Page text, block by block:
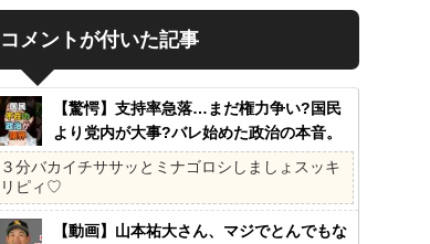
コメントが付いた記事
【驚愕】支持率急落…まだ権力争い?国民
より党内が大事?バレ始めた政治の本音。
41%の衝撃、その理由。選挙しか見てない
の?国民不在の政治が限界!
３分バカイチササッとミナゴロシしましょスッキ
リピィ♡
【動画】山本祐大さん、マジでとんでもな